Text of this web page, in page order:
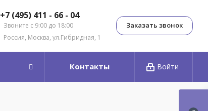
+7 (495) 411 - 66 - 04
Звоните с 9:00 до 18:00
Россия, Москва, ул.Гибридная, 1
Заказать звонок
Войти
Контакты